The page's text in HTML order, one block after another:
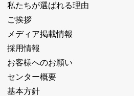
私たちが選ばれる理由
ご挨拶
メディア掲載情報
採用情報
お客様へのお願い
センター概要
基本方針